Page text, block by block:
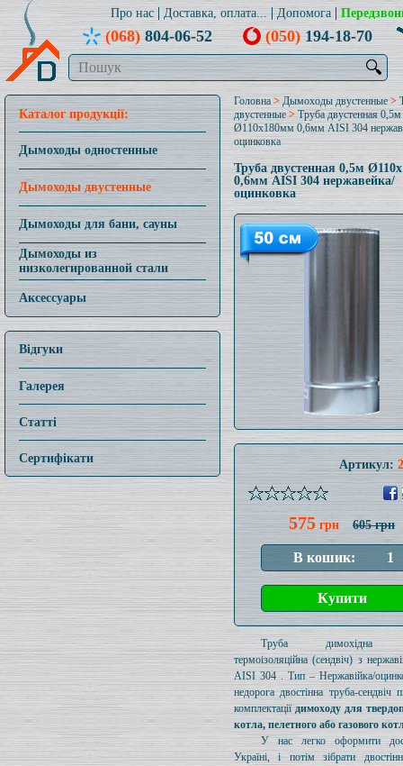
Про нас Доставка, оплата... Допомога
(068)804-06-52 (050)194-18-70
🔍
Каталог продукції:
Дымоходы одностенные
Дымоходы двустенные
Дымоходы для бани, сауны
Дымоходы из
низколегированной стали
Аксессуары
Відгуки
Галерея
Статті
Сертифікати
Головна > Дымоходы двустенные >
двустенные>Труба двустенная 0,5м
Ø110x180мм 0,6мм AISI 304
оцинковка
Труба двустенная 0,5м
0,6мм AISI 304 нержавейка/
оцинковка
Артикул:
575 грн 605 грн
Труба димохідна
термоізоляційна (сендвіч) з
AISI 304 . Тип – Нержавійка/
недорога двостінна труба-сендвіч
комплектаціїдимоходу для
котла, пелетного або газового
У нас легко оформити
Україні, і потім зібрати